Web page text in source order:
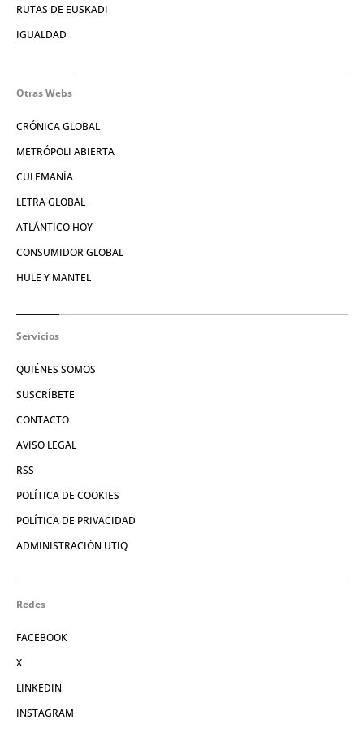
RUTAS DE EUSKADI
IGUALDAD
Otras Webs
CRÓNICA GLOBAL
METRÓPOLI ABIERTA
CULEMANÍA
LETRA GLOBAL
ATLÁNTICO HOY
CONSUMIDOR GLOBAL
HULE Y MANTEL
Servicios
QUIÉNES SOMOS
SUSCRÍBETE
CONTACTO
AVISO LEGAL
RSS
POLÍTICA DE COOKIES
POLÍTICA DE PRIVACIDAD
ADMINISTRACIÓN UTIQ
Redes
FACEBOOK
X
LINKEDIN
INSTAGRAM